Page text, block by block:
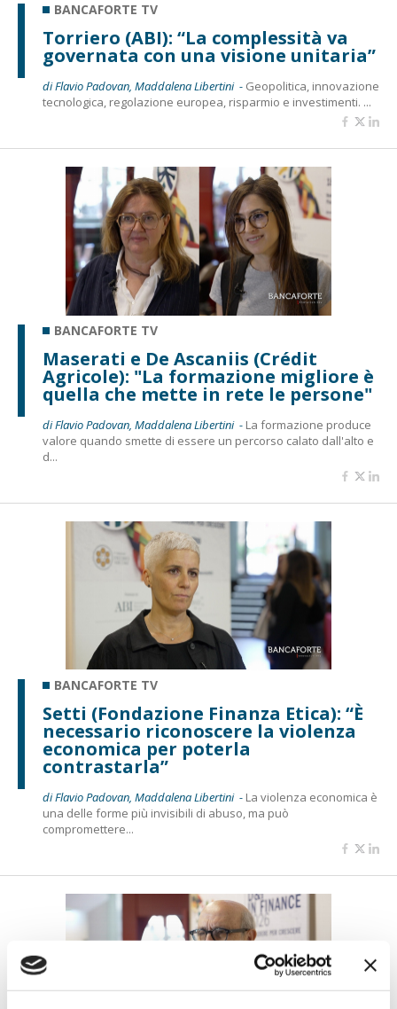
BANCAFORTE TV
Torriero (ABI): “La complessità va
governata con una visione unitaria”
di Flavio Padovan, Maddalena Libertini - Geopolitica, innovazione
tecnologica, regolazione europea, risparmio e investimenti. ...
BANCAFORTE TV
Maserati e De Ascaniis (Crédit
Agricole): "La formazione migliore è
quella che mette in rete le persone"
di Flavio Padovan, Maddalena Libertini - La formazione produce
valore quando smette di essere un percorso calato dall'alto e
d...
BANCAFORTE TV
Setti (Fondazione Finanza Etica): “È
necessario riconoscere la violenza
economica per poterla
contrastarla”
di Flavio Padovan, Maddalena Libertini - La violenza economica è
una delle forme più invisibili di abuso, ma può
compromettere...